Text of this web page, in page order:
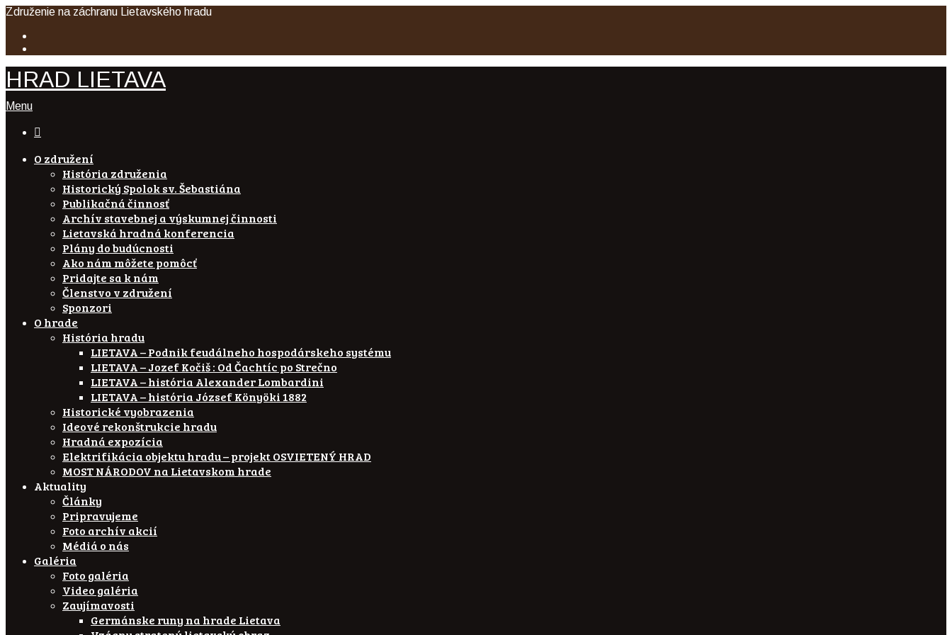
Združenie na záchranu Lietavského hradu
HRAD LIETAVA
Menu

O združení
História združenia
Historický Spolok sv. Šebastiána
Publikačná činnosť
Archív stavebnej a výskumnej činnosti
Lietavská hradná konferencia
Plány do budúcnosti
Ako nám môžete pomôcť
Pridajte sa k nám
Členstvo v združení
Sponzori
O hrade
História hradu
LIETAVA – Podnik feudálneho hospodárskeho systému
LIETAVA – Jozef Kočiš : Od Čachtíc po Strečno
LIETAVA – história Alexander Lombardini
LIETAVA – história József Könyöki 1882
Historické vyobrazenia
Ideové rekonštrukcie hradu
Hradná expozícia
Elektrifikácia objektu hradu – projekt OSVIETENÝ HRAD
MOST NÁRODOV na Lietavskom hrade
Aktuality
Články
Pripravujeme
Foto archív akcií
Médiá o nás
Galéria
Foto galéria
Video galéria
Zaujímavosti
Germánske runy na hrade Lietava